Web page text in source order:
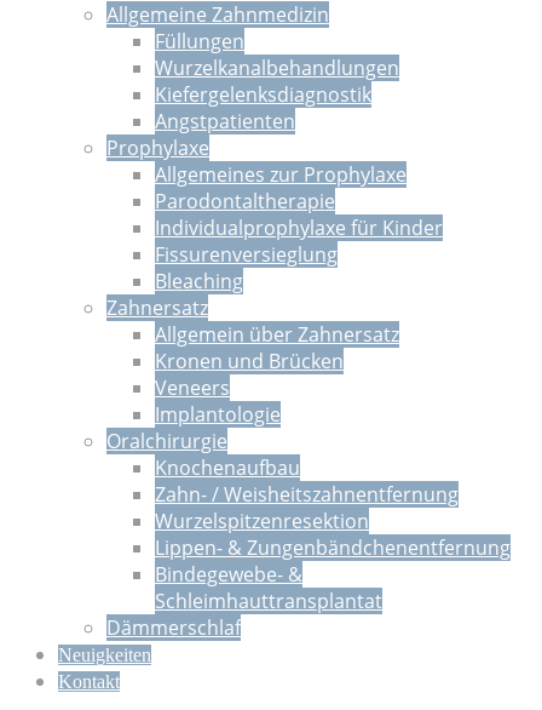
Allgemeine Zahnmedizin
Füllungen
Wurzelkanalbehandlungen
Kiefergelenksdiagnostik
Angstpatienten
Prophylaxe
Allgemeines zur Prophylaxe
Parodontaltherapie
Individualprophylaxe für Kinder
Fissurenversieglung
Bleaching
Zahnersatz
Allgemein über Zahnersatz
Kronen und Brücken
Veneers
Implantologie
Oralchirurgie
Knochenaufbau
Zahn- / Weisheitszahnentfernung
Wurzelspitzenresektion
Lippen- & Zungenbändchenentfernung
Bindegewebe- &
Schleimhauttransplantat
Dämmerschlaf
Neuigkeiten
Kontakt